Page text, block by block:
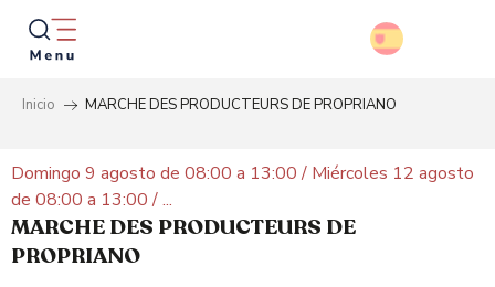
Aller
contenu
principal
Inicio MARCHE DES PRODUCTEURS DE PROPRIANO
Domingo 9 agosto de 08:00 a 13:00 / Miércoles 12 agosto
de 08:00 a 13:00 / ...
MARCHE DES PRODUCTEURS DE
PROPRIANO